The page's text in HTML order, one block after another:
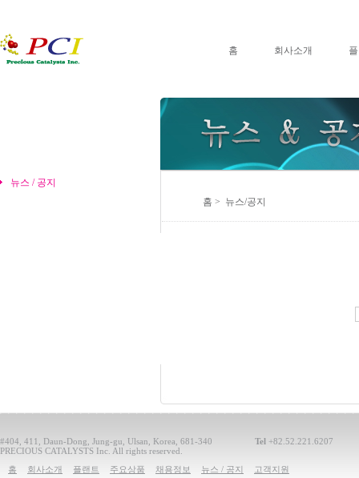
홈 회사소개
뉴스 / 공지
홈 > 뉴스/공지
#404, 411, Daun-Dong, Jung-gu, Ulsan, Korea, 681-340 Tel +82.52.221.6207
PRECIOUS CATALYSTS Inc. All rights reserved.
홈
회사소개 플랜트 주요상품 채용정보 뉴스 / 공지 고객지원